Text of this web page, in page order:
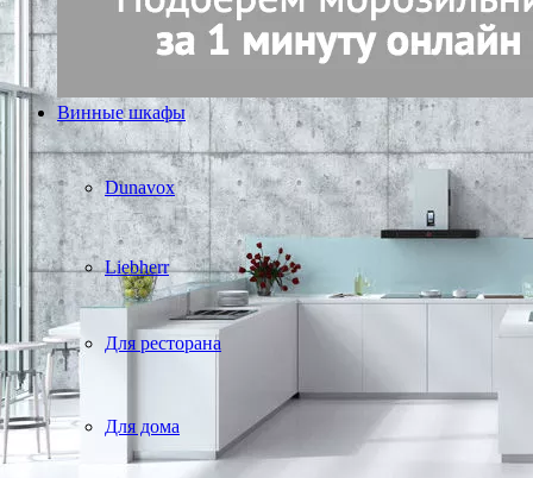
Винные шкафы
Dunavox
Liebherr
Для ресторана
Для дома